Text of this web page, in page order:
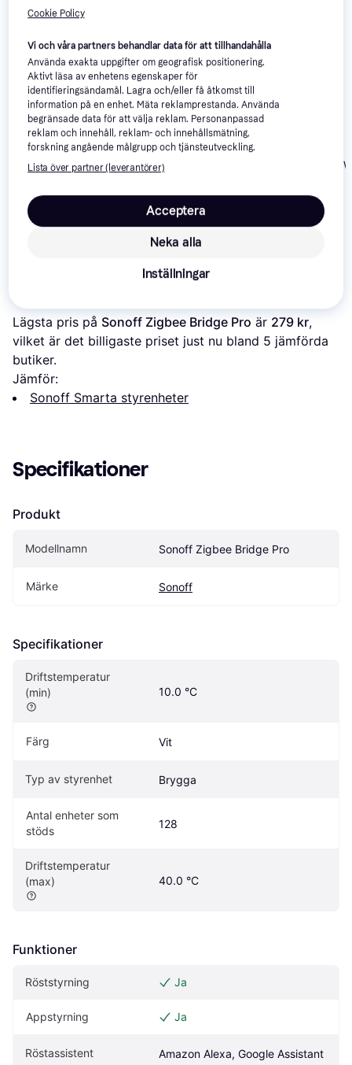
Aqara Panel Hub S1
Plus White
Sonoff iHost Smart
Home Hub
759 kr
MotionBlinds
Lägsta pris på Sonoff Zigbee Bridge Pro är 279 kr,
vilket är det billigaste priset just nu bland 5 jämförda
butiker.
Jämför:
Sonoff Smarta styrenheter
Specifikationer
Produkt
Modellnamn Sonoff Zigbee Bridge Pro
Märke Sonoff
Specifikationer
Driftstemperatur
(min)
10.0 °C
Färg Vit
Typ av styrenhet Brygga
Antal enheter som
stöds
128
Driftstemperatur
(max)
40.0 °C
Funktioner
Röststyrning Ja
Appstyrning Ja
Röstassistent Amazon Alexa, Google Assistant
Cookie Policy
Vi och våra partners behandlar data för att tillhandahålla
Använda exakta uppgifter om geografisk positionering.
Aktivt läsa av enhetens egenskaper för
identifieringsändamål. Lagra och/eller få åtkomst till
information på en enhet. Mäta reklamprestanda. Använda
begränsade data för att välja reklam. Personanpassad
reklam och innehåll, reklam- och innehållsmätning,
forskning angående målgrupp och tjänsteutveckling.
Lista över partner (leverantörer)
Neka alla
Acceptera
Inställningar